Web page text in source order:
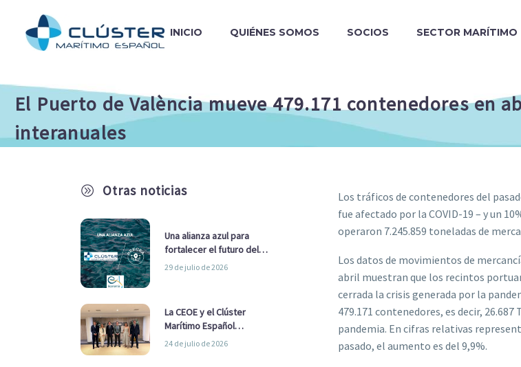
INICIO QUIÉNES SOMOS SOCIOS SECTOR MARÍTIMO
El Puerto de València mueve 479.171 contenedores en
interanuales
A Otras noticias
Una alianza azul para
fortalecer el futuro del
sector marítimo
29 de julio de 2026
La CEOE y el Clúster
Marítimo Español
refuerzan su alianza para
24 de julio de 2026
Los tráficos de contenedores del
fue afectado por la COVID-19 – y un
operaron 7.245.859 toneladas de
Los datos de movimientos de
abril muestran que los recintos
cerrada la crisis generada por la
479.171 contenedores, es decir,
pandemia. En cifras relativas
pasado, el aumento es del 9,9%.